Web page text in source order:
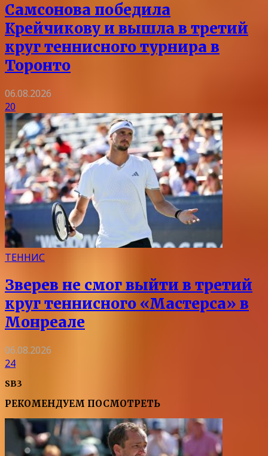
Самсонова победила
Крейчикову и вышла в третий
круг теннисного турнира в
Торонто
06.08.2026
20
ТЕННИС
Зверев не смог выйти в третий
круг теннисного «Мастерса» в
Монреале
06.08.2026
24
SB3
РЕКОМЕНДУЕМ ПОСМОТРЕТЬ